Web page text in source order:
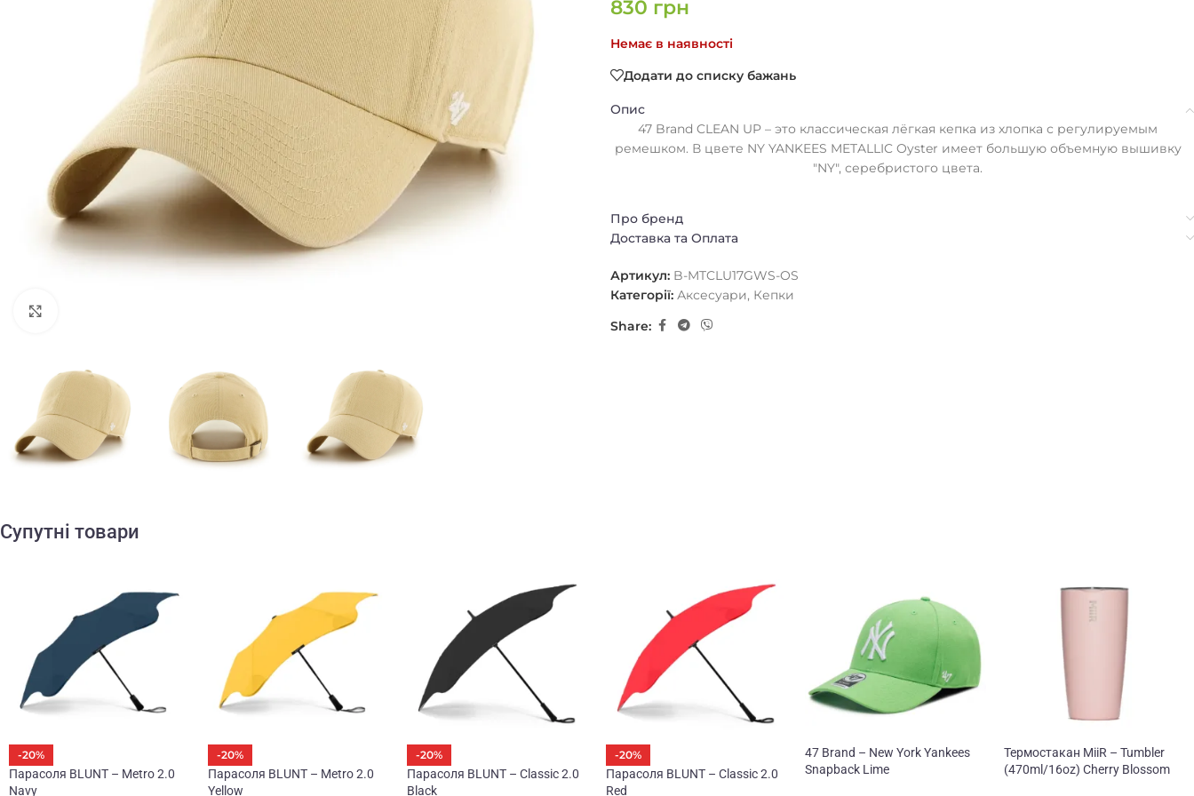
830 грн
Немає в наявності
Додати до списку бажань
Опис
47 Brand CLEAN UP – это классическая лёгкая кепка из хлопка с регулируемым
ремешком. В цвете NY YANKEES METALLIC Oyster имеет большую объемную вышивку
"NY", серебристого цвета.
Про бренд
Доставка та Оплата
Артикул: B-MTCLU17GWS-OS
Категорії: Аксесуари, Кепки
Share:
Супутні товари
-20%
Парасоля BLUNT – Metro 2.0
Navy
-20%
Парасоля BLUNT – Metro 2.0
Yellow
-20%
Парасоля BLUNT – Classic 2.0
Black
-20%
Парасоля BLUNT – Classic 2.0
Red
47 Brand – New York Yankees
Snapback Lime
Термостакан MiiR – Tumbler
(470ml/16oz) Cherry Blossom